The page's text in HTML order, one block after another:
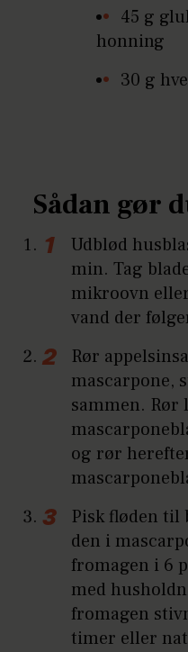
45 g
honning
30 g
Sådan gør
Udblød
min. Tag
mikroovn
vand der
Rør
mascarpone,
sammen. Rør
og rør
Pisk fløden til
den i
fromagen i 6
med
fromagen
timer eller